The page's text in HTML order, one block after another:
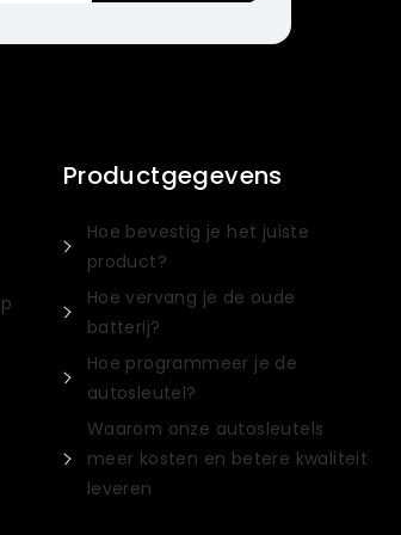
Productgegevens
Hoe bevestig je het juiste
product?
Hoe vervang je de oude
batterij?
Hoe programmeer je de
autosleutel?
Waarom onze autosleutels
meer kosten en betere kwaliteit
leveren
German
Spanish
Russian
Portuguese